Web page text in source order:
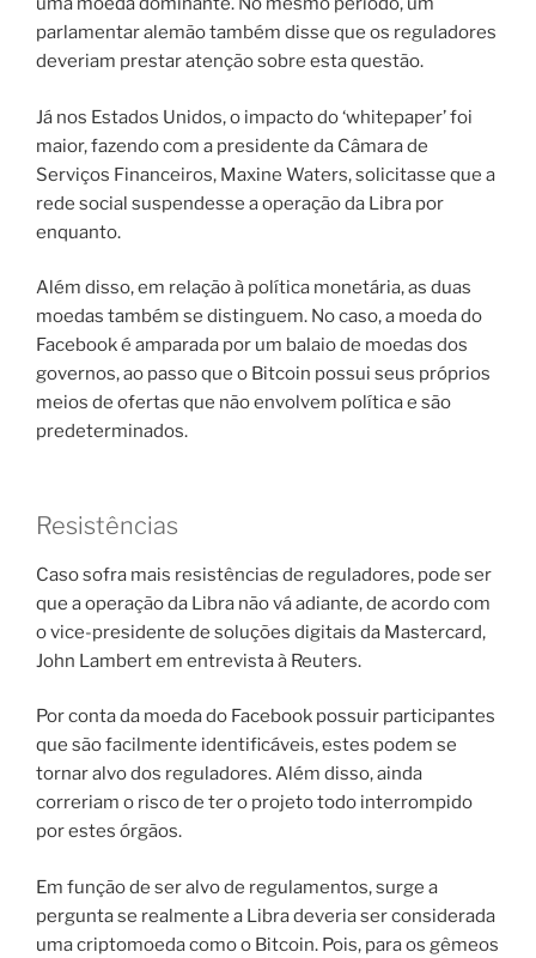
parlamentar alemão também disse que os reguladores
deveriam prestar atenção sobre esta questão.
Já nos Estados Unidos, o impacto do ‘whitepaper’ foi
maior, fazendo com a presidente da Câmara de
Serviços Financeiros, Maxine Waters, solicitasse que a
rede social suspendesse a operação da Libra por
enquanto.
Além disso, em relação à política monetária, as duas
moedas também se distinguem. No caso, a moeda do
Facebook é amparada por um balaio de moedas dos
governos, ao passo que o Bitcoin possui seus próprios
meios de ofertas que não envolvem política e são
predeterminados.
Resistências
Caso sofra mais resistências de reguladores, pode ser
que a operação da Libra não vá adiante, de acordo com
o vice-presidente de soluções digitais da Mastercard,
John Lambert em entrevista à Reuters.
Por conta da moeda do Facebook possuir participantes
que são facilmente identificáveis, estes podem se
tornar alvo dos reguladores. Além disso, ainda
correriam o risco de ter o projeto todo interrompido
por estes órgãos.
Em função de ser alvo de regulamentos, surge a
pergunta se realmente a Libra deveria ser considerada
uma criptomoeda como o Bitcoin. Pois, para os gêmeos